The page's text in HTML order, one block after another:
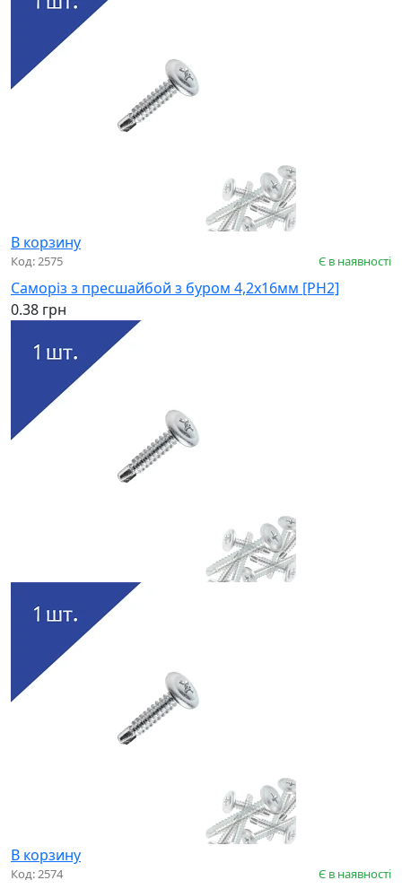
В корзину
Код: 2575 Є в наявності
Саморіз з пресшайбой з буром 4,2х16мм [PH2]
0.38 грн
В корзину
Код: 2574 Є в наявності